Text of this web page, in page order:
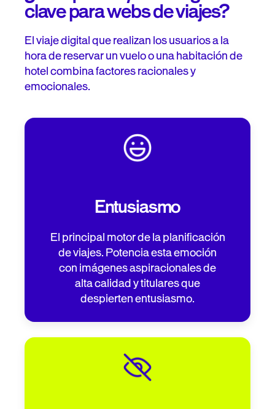
clave para webs de viajes?
El viaje digital que realizan los usuarios a la
hora de reservar un vuelo o una habitación de
hotel combina factores racionales y
emocionales.
Entusiasmo
El principal motor de la planificación
de viajes. Potencia esta emoción
con imágenes aspiracionales de
alta calidad y titulares que
despierten entusiasmo.